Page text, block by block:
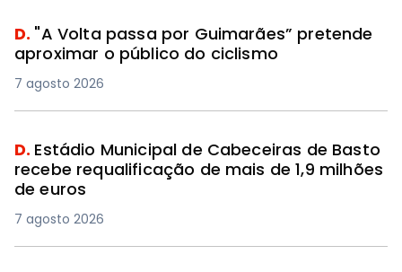
D. "A Volta passa por Guimarães” pretende
aproximar o público do ciclismo
7 agosto 2026
D. Estádio Municipal de Cabeceiras de Basto
recebe requalificação de mais de 1,9 milhões
de euros
7 agosto 2026